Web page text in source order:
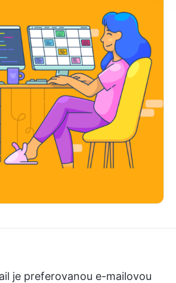
je preferovanou e-mailovou